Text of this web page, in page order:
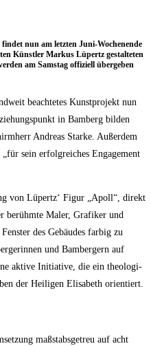
nun am letz­ten Juni-Wochen­en­de
Künst­ler Mar­kus Lüpertz gestal­te­ten
am Sams­tag offi­zi­ell über­ge­ben
beach­te­tes Kunst­pro­jekt nun
in Bam­berg bil­den
Andre­as Star­ke. Außer­dem
sein erfolg­rei­ches Enga­ge­ment
von Lüpertz‘ Figur „Apoll“, direkt
berühm­te Maler, Gra­fi­ker und
des Gebäu­des far­big zu
und Bam­ber­gern auf
akti­ve Initia­ti­ve, die ein theo­lo­gi­
der Hei­li­gen Eli­sa­beth orientiert.
maß­stabs­ge­treu auf acht